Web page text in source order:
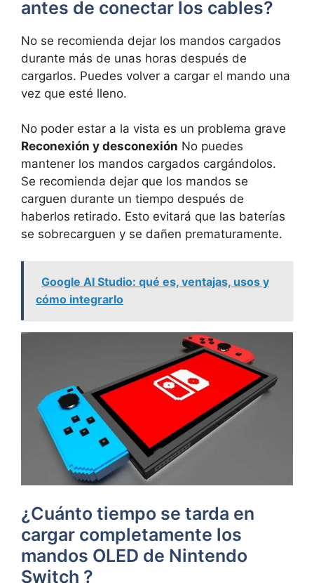
antes de conectar los cables?
No se recomienda dejar los mandos cargados
durante más de unas horas después de
cargarlos. Puedes volver a cargar el mando una
vez que esté lleno.
No poder estar a la vista es un problema grave
Reconexión y desconexión No puedes
mantener los mandos cargados cargándolos.
Se recomienda dejar que los mandos se
carguen durante un tiempo después de
haberlos retirado. Esto evitará que las baterías
se sobrecarguen y se dañen prematuramente.
Google AI Studio: qué es, ventajas, usos y
cómo integrarlo
¿Cuánto tiempo se tarda en
cargar completamente los
mandos OLED de Nintendo
Switch ?